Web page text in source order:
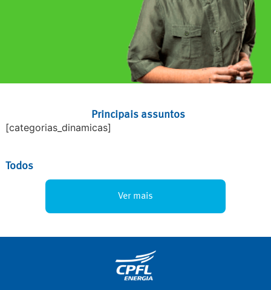
Principais assuntos
[categorias_dinamicas]
Todos
Ver mais